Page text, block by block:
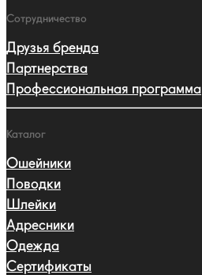
Сотрудничество
Друзья бренда
Партнерства
Профессиональная программа
Каталог
Ошейники
Поводки
Шлейки
Адресники
Одежда
Сертификаты